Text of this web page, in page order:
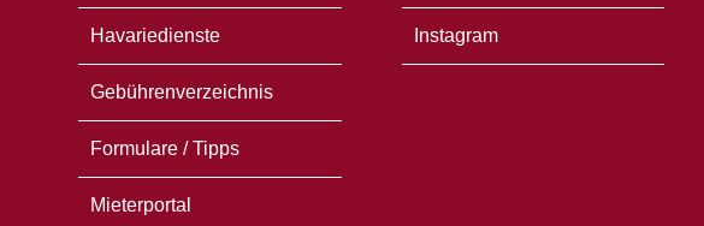
Havariedienste
Gebührenverzeichnis
Formulare / Tipps
Mieterportal
Instagram